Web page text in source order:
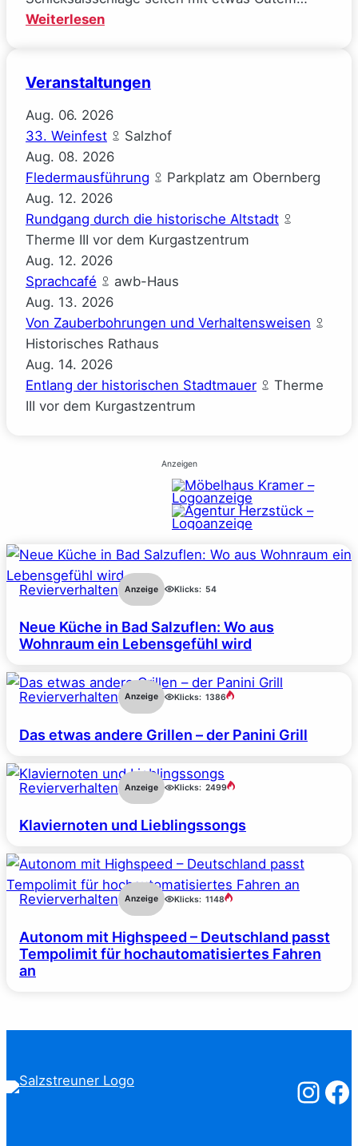
Weiterlesen:
(Josephine
Veranstaltungen
Aug. 06. 2026
33. Weinfest
Salzhof
Aug. 08. 2026
Fledermausführung
Parkplatz am Obernberg
Aug. 12. 2026
Rundgang durch die historische Altstadt
Therme III vor dem Kurgastzentrum
Aug. 12. 2026
Sprachcafé
awb-Haus
Aug. 13. 2026
Von Zauberbohrungen und Verhaltensweisen
Historisches Rathaus
Aug. 14. 2026
Entlang der historischen Stadtmauer
Therme
III vor dem Kurgastzentrum
Anzeigen
Revierverhalten Anzeige Klicks: 54
Neue Küche in Bad Salzuflen: Wo aus
Wohnraum ein Lebensgefühl wird
Revierverhalten Anzeige Klicks: 1386
Das etwas andere Grillen – der Panini Grill
Revierverhalten Anzeige Klicks: 2499
Klaviernoten und Lieblingssongs
Revierverhalten Anzeige Klicks: 1148
Autonom mit Highspeed – Deutschland passt
Tempolimit für hochautomatisiertes Fahren
an